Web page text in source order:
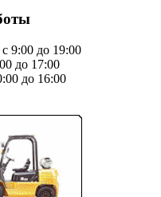
9:00 до 19:00
до 17:00
до 16:00